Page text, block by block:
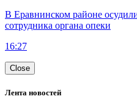
В Еравнинском районе
сотрудника органа опеки
16:27
Close
Лента новостей